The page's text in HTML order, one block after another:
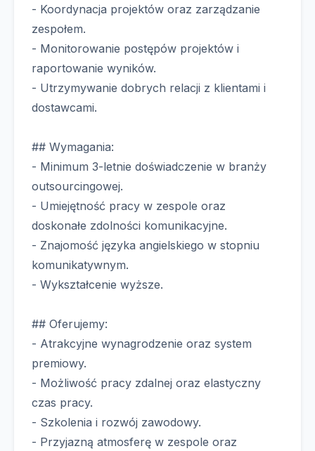
- Koordynacja projektów oraz zarządzanie
zespołem.
- Monitorowanie postępów projektów i
raportowanie wyników.
- Utrzymywanie dobrych relacji z klientami i
dostawcami.
## Wymagania:
- Minimum 3-letnie doświadczenie w branży
outsourcingowej.
- Umiejętność pracy w zespole oraz
doskonałe zdolności komunikacyjne.
- Znajomość języka angielskiego w stopniu
komunikatywnym.
- Wykształcenie wyższe.
## Oferujemy:
- Atrakcyjne wynagrodzenie oraz system
premiowy.
- Możliwość pracy zdalnej oraz elastyczny
czas pracy.
- Szkolenia i rozwój zawodowy.
- Przyjazną atmosferę w zespole oraz